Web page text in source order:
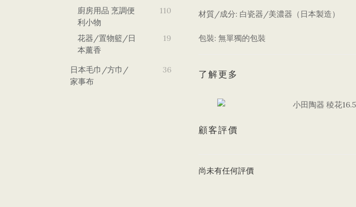
廚房用品 烹調便
利小物
110
花器/置物籃/日
本薰香
19
日本毛巾/方巾/
家事布
36
材質/成分: 白瓷器 /美濃器（日本製造）
包裝: 無單獨的包裝
了解更多
顧客評價
尚未有任何評價